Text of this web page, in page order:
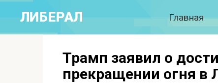
контенту
ЛИБЕРАЛ Главная
Трамп заявил о
прекращении огня в